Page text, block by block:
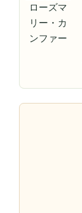
ローズマ
リー・カ
ンファー